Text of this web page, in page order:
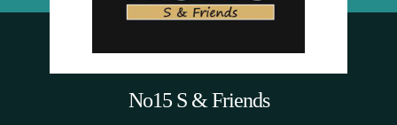
No15 S & Friends